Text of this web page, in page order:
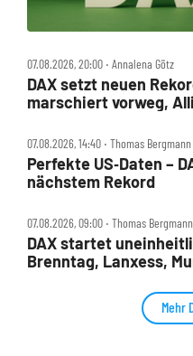
07.08.2026, 20:00 ‧ Annalena Götz
DAX setzt neuen
marschiert vorweg,
07.08.2026, 14:40 ‧ Thomas Bergmann
Perfekte US‑Daten –
nächstem Rekord
07.08.2026, 09:00 ‧ Thomas Bergmann
DAX startet
Brenntag, Lanxess,
Mehr